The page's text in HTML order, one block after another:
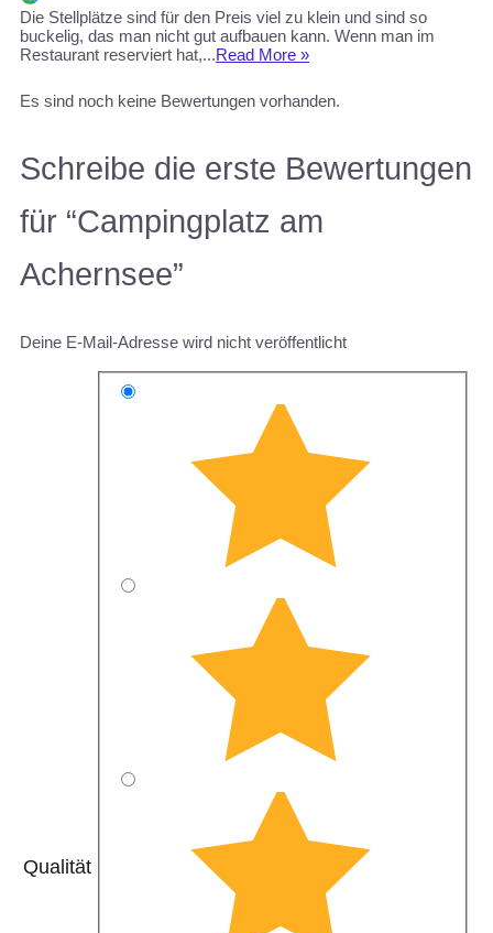
Die Stellplätze sind für den Preis viel zu klein und sind so
buckelig, das man nicht gut aufbauen kann. Wenn man im
Restaurant reserviert hat,...Read More »
Es sind noch keine Bewertungen vorhanden.
Schreibe die erste Bewertungen
für “Campingplatz am
Achernsee”
Deine E-Mail-Adresse wird nicht veröffentlicht
Qualität